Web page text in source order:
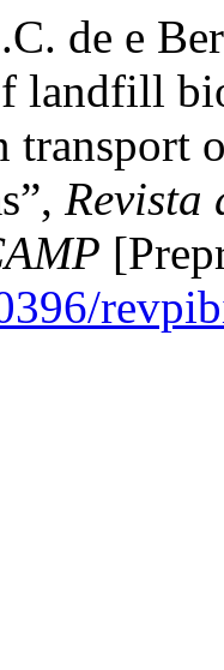
de e
landfill
transport
Revista